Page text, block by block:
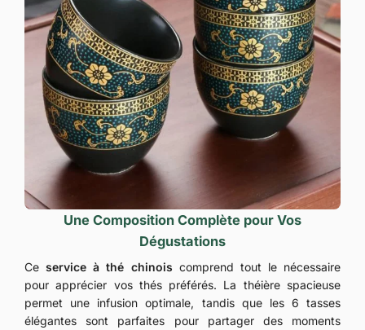
Une Composition Complète pour Vos
Dégustations
Ceservice à thé chinois comprend tout le nécessaire
pour apprécier vos thés préférés. La théière spacieuse
permet une infusion optimale, tandis que les 6 tasses
élégantes sont parfaites pour partager des moments